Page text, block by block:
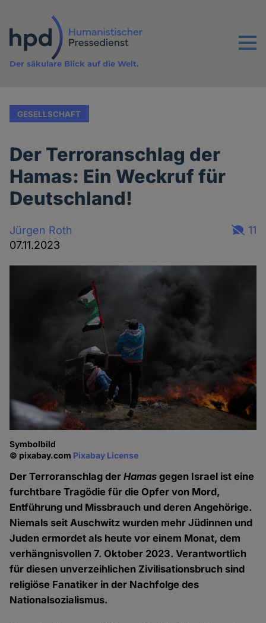
Inhalt
Menu
Der säkulare Blick auf die Welt.
GESELLSCHAFT
Der Terroranschlag der
Hamas: Ein Weckruf für
Deutschland!
Jürgen Roth
07.11.2023
11
Symbolbild
© pixabay.com Pixabay License
Der Terroranschlag derHamas gegen Israel ist eine
furchtbare Tragödie für die Opfer von Mord,
Entführung und Missbrauch und deren Angehörige.
Niemals seit Auschwitz wurden mehr Jüdinnen und
Juden ermordet als heute vor einem Monat, dem
verhängnisvollen 7. Oktober 2023. Verantwortlich
für diesen unverzeihlichen Zivilisationsbruch sind
religiöse Fanatiker in der Nachfolge des
Nationalsozialismus.